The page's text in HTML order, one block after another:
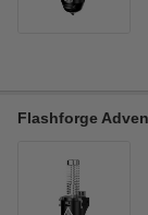
Flashforge